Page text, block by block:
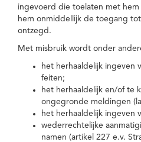
ingevoerd die toelaten met
hem onmiddellijk de toegang
ontzegd.
Met misbruik wordt onder
het herhaaldelijk ingeven
feiten;
het herhaaldelijk en/of te
ongegronde meldingen
het herhaaldelijk ingeven
wederrechtelijke
namen (artikel 227 e.v.